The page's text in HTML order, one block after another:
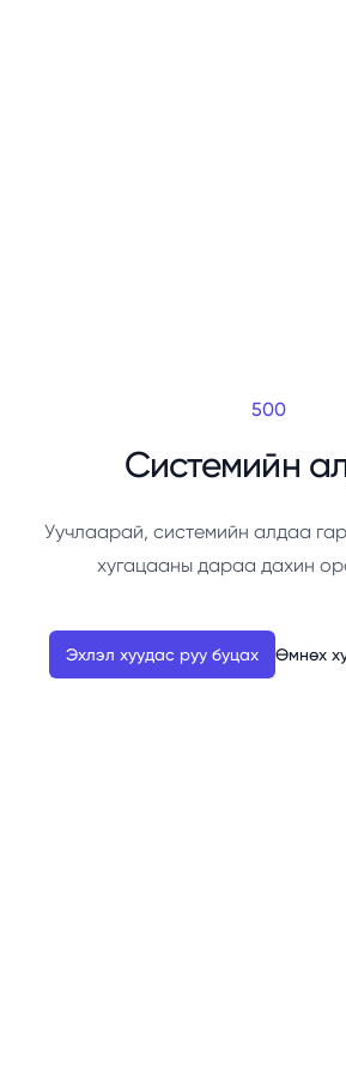
500
Системийн
Уучлаарай, системийн алдаа
хугацааны дараа дахин
Эхлэл хуудас руу буцах Өмнөх